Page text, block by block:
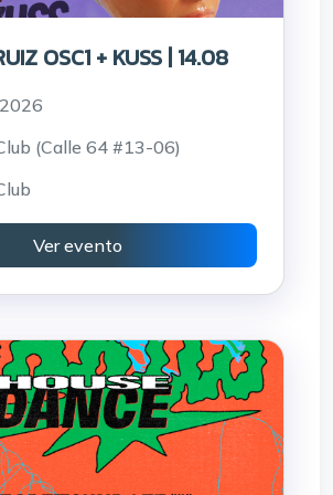
OSC1 + KUSS | 14.08
(Calle 64 #13-06)
Ver evento